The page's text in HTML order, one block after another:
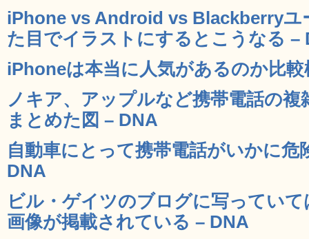
iPhone vs Android vs Blackberryユ
た目でイラストにするとこうなる –
iPhoneは本当に人気があるのか比
ノキア、アップルなど携帯電話の複
まとめた図 – DNA
自動車にとって携帯電話がいかに危
DNA
ビル・ゲイツのブログに写ってい
画像が掲載されている – DNA